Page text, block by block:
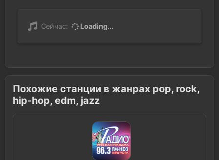
Сейчас: Loading...
Похожие станции в жанрах pop, rock,
hip-hop, edm, jazz